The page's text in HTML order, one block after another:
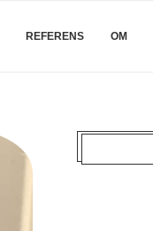
REFERENS OM